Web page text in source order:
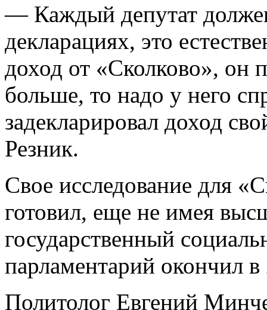
— Каждый депутат
декларациях, это
доход от «Сколково», он
больше, то надо у него
задекларировал доход
Резник.
Свое исследование для
готовил, еще не имея
государственный
парламентарий окончил в
Политолог Евгений